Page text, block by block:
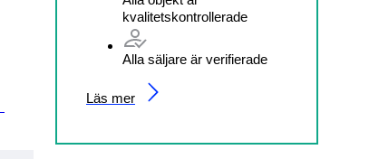
kvalitetskontrollerade
Alla säljare är verifierade
Läs mer